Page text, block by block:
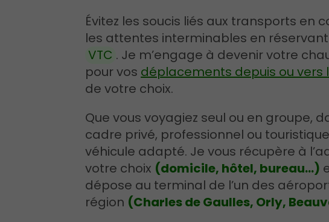
Évitez les soucis liés aux transports en
les attentes interminables en
VTC . Je m’engage à devenir votre
pour vos déplacements depuis ou vers
de votre choix.
Que vous voyagiez seul ou en groupe,
cadre privé, professionnel ou
véhicule adapté. Je vous récupère à
votre choix (domicile, hôtel, bureau...)
dépose au terminal de l’un des
région (Charles de Gaulles, Orly,